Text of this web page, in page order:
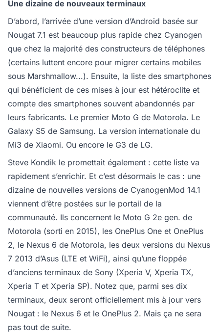
Une dizaine de nouveaux terminaux
D’abord, l’arrivée d’une version d’Android basée sur
Nougat 7.1 est beaucoup plus rapide chez Cyanogen
que chez la majorité des constructeurs de téléphones
(certains luttent encore pour migrer certains mobiles
sous Marshmallow...). Ensuite, la liste des smartphones
qui bénéficient de ces mises à jour est hétéroclite et
compte des smartphones souvent abandonnés par
leurs fabricants. Le premier Moto G de Motorola. Le
Galaxy S5 de Samsung. La version internationale du
Mi3 de Xiaomi. Ou encore le G3 de LG.
Steve Kondik le promettait également : cette liste va
rapidement s’enrichir. Et c’est désormais le cas : une
dizaine de nouvelles versions de CyanogenMod 14.1
viennent d’être postées sur le portail de la
communauté. Ils concernent le Moto G 2e gen. de
Motorola (sorti en 2015), les OnePlus One et OnePlus
2, le Nexus 6 de Motorola, les deux versions du Nexus
7 2013 d’Asus (LTE et WiFi), ainsi qu’une floppée
d’anciens terminaux de Sony (Xperia V, Xperia TX,
Xperia T et Xperia SP). Notez que, parmi ses dix
terminaux, deux seront officiellement mis à jour vers
Nougat : le Nexus 6 et le OnePlus 2. Mais ça ne sera
pas tout de suite.